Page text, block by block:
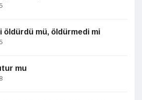
öldürdü mü, öldürmedi mi
mu